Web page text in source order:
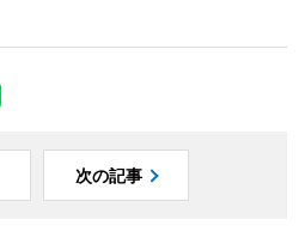
次の記事